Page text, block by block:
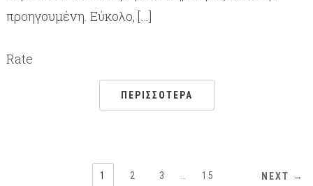
προηγουμένη. Εύκολο, […]
Rate
ΠΕΡΙΣΣΌΤΕΡΑ
1 2 3 … 15 NEXT →